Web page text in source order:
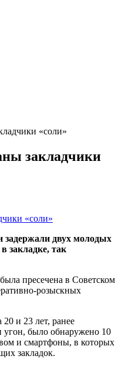
«соли»
закладчики
задержали двух молодых
закладке, так
пресечена в Советском
розыскных
и 23 лет, ранее
угон, было обнаружено 10
и смартфоны, в которых
закладок.